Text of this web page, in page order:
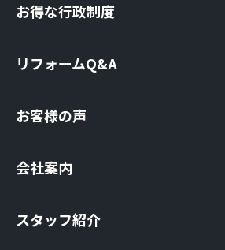
お得な⾏政制度
リフォームQ&A
お客様の声
会社案内
スタッフ紹介